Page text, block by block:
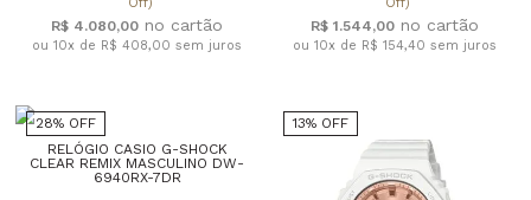
R$ 4.080,00
ou 10x de R$ 408,00 sem juros
R$ 1.544,00
ou 10x de R$ 154,40 sem juros
28% OFF
RELÓGIO CASIO G-SHOCK
CLEAR REMIX MASCULINO DW-
6940RX-7DR
13% OFF